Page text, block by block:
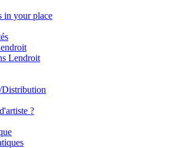
in your place
Lendroit
?